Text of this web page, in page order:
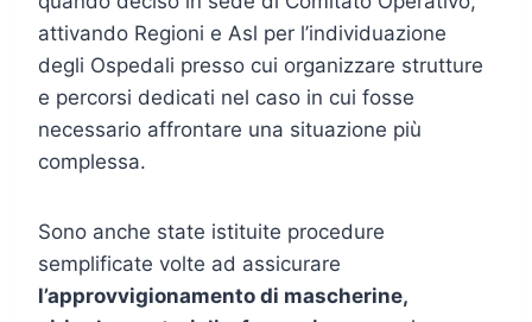
attivando Regioni e Asl per l’individuazione
degli Ospedali presso cui organizzare strutture
e percorsi dedicati nel caso in cui fosse
necessario affrontare una situazione più
complessa.
Sono anche state istituite procedure
semplificate volte ad assicurare
l’approvvigionamento di mascherine,